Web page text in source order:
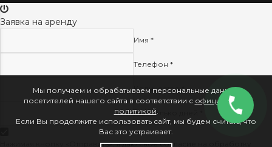
Мы получаем и обрабатываем персональные данные
посетителей нашего сайта в соответствии с официальной
политикой.
Если Вы продолжите использовать сайт, мы будем считать, что
Вас это устраивает.
Заявка на аренду
Имя *
Телефон *
Количество *
На сколько дней *
Нажимая кнопку «Отправить», я даю своесогласие на обработку